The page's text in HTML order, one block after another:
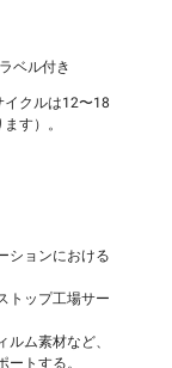
ベル付き
クルは12〜18
す）。
ションにおける
トップ工場サー
ム素材など、
トする。